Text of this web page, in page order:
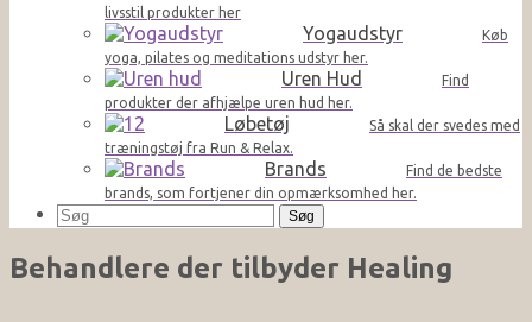
livsstil produkter her
Yogaudstyr
Køb
yoga, pilates og meditations udstyr her.
Uren Hud
Find
produkter der afhjælpe uren hud her.
Løbetøj
Så skal der svedes med
træningstøj fra Run & Relax.
Brands
Find de bedste
brands, som fortjener din opmærksomhed her.
Søg
efter:
Behandlere der tilbyder Healing